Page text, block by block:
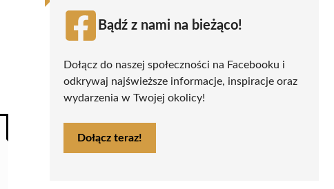
Bądź z nami na bieżąco!
Dołącz do naszej społeczności na Facebooku i
odkrywaj najświeższe informacje, inspiracje oraz
wydarzenia w Twojej okolicy!
Dołącz teraz!